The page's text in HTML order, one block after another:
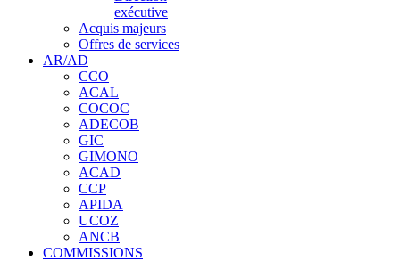
exécutive
Acquis majeurs
Offres de services
AR/AD
CCO
ACAL
COCOC
ADECOB
GIC
GIMONO
ACAD
CCP
APIDA
UCOZ
ANCB
COMMISSIONS